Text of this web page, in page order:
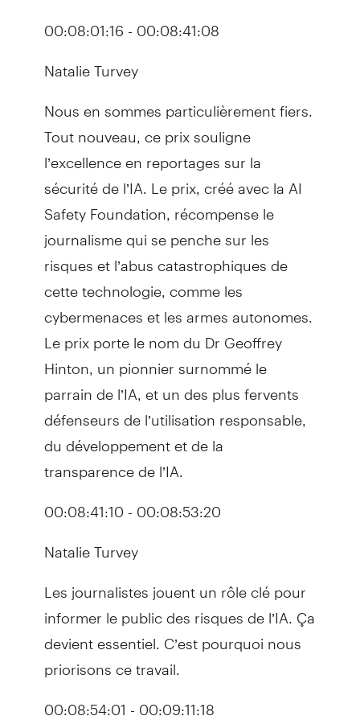
00:08:01:16 - 00:08:41:08
Natalie Turvey
Nous en sommes particulièrement fiers.
Tout nouveau, ce prix souligne
l’excellence en reportages sur la
sécurité de l’IA. Le prix, créé avec la AI
Safety Foundation, récompense le
journalisme qui se penche sur les
risques et l’abus catastrophiques de
cette technologie, comme les
cybermenaces et les armes autonomes.
Le prix porte le nom du Dr Geoffrey
Hinton, un pionnier surnommé le
parrain de l’IA, et un des plus fervents
défenseurs de l’utilisation responsable,
du développement et de la
transparence de l’IA.
00:08:41:10 - 00:08:53:20
Natalie Turvey
Les journalistes jouent un rôle clé pour
informer le public des risques de l’IA. Ça
devient essentiel. C’est pourquoi nous
priorisons ce travail.
00:08:54:01 - 00:09:11:18